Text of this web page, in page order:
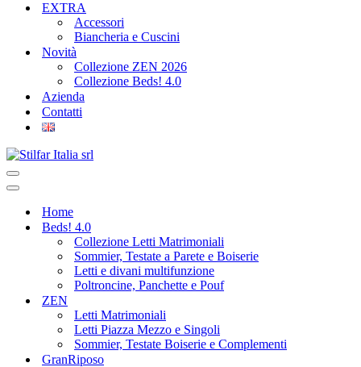
EXTRA
Accessori
Biancheria e Cuscini
Novità
Collezione ZEN 2026
Collezione Beds! 4.0
Azienda
Contatti
Home
Beds! 4.0
Collezione Letti Matrimoniali
Sommier, Testate a Parete e Boiserie
Letti e divani multifunzione
Poltroncine, Panchette e Pouf
ZEN
Letti Matrimoniali
Letti Piazza Mezzo e Singoli
Sommier, Testate Boiserie e Complementi
GranRiposo